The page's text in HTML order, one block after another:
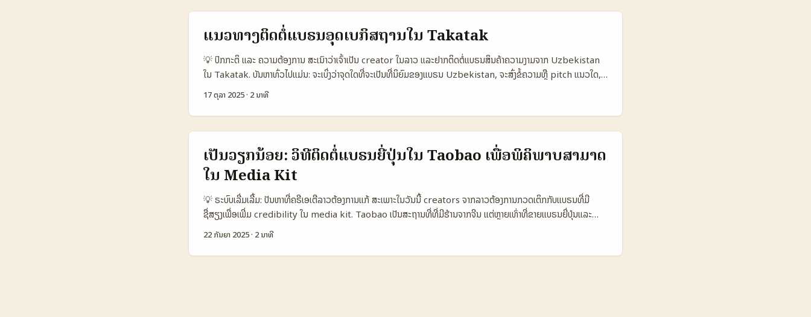
ຮັບຮອງ: ບັນຫາຫຼັກຄືການຄ້ອນຫາແບຣນໃຈກັບຈຸດປະສົງທີ່ຈະເປັນ Live demo — ບໍ່ໃຊ້ແຕ່ແບຣນຂອງແຕ່ລະສິນຄ້າ, ຕ້ອງເບິ່ງວ່າ
ລູກຄ້າຂອງພວກເຂົາຢູ່ OnlyFans ຫຼືບ່ອນອື່ນ. 📊 ຕາຕະລາງ Snapshot: ການປຽບທຽບ Option A/B/C (ສຳລັບການຕິດຕໍ່
ແບຣນ) 🧩 Metric Direct DM (IG/LI) Email Outreach + Deck Agency Intro (local PR) 👥 Monthly
Reach 12.000 4.500 25.000 📈 Response Rate 18% 10% 25% 💬 Avg Conversion to Pilot 6% 8%
12% ⏱️ Avg Time to Book 7 days 14 days 21 days 💰 Avg Cost per Demo 50 USD 120 USD 300
USD ຕາຕະລາງແສດງວ່າ Direct DM ເປັນທາງເລືອກດ່ວນທີ່ຖືກ ແຕ່ Agency Intro ມີອັດຕາສຳເລັດສູງສຸດແລະຄ່າຕໍ່ demo
ສູງກ່ວາ. Email deck ເປັນທາງການທີ່ຈັດລະບຽບແລະແນະນຳຄ່າເຄື່ອງມືໄດ້ດີ. ...
ແນວທາງຕິດຕໍ່ແບຣນອຸດເບກິສຖານໃນ Takatak
💡 ປົກກະຕິ ແລະ ຄວາມຕ້ອງການ ສະເນົາວ່າເຈົ້າເປັນ creator ໃນລາວ ແລະຢາກຕິດຕໍ່ແບຣນສິນຄ້າຄວາມງາມຈາກ Uzbekistan
ໃນ Takatak. ບັນຫາທົ່ວໄປແມ່ນ: ຈະເບິ່ງວ່າຈຸດໃດທີ່ຈະເປັນທີ່ນິຍົມຂອງແບຣນ Uzbekistan, ຈະສົ່ງຂໍ້ຄວາມຫຼື pitch ແນວໃດ,
ແລະຈະປັບ content ຢ່າງໃດເພື່ອເບິ່ງໂອກາດໄດ້ຮັບການຕອບຮັບ. ທັງໝົດນີ້ມາຈາກການສຶກສາຕະຫຼາດ: Uzbekistan ມີຈຸດດິນທີ່
ສະເຄັດເປັນສິດທິ້ງສູງຂອງ Silk Road ແລະເປັນເຂດທີ່ນ່າດຶງດູສໍາລັບນັກທ່ອງທ່ຽວ (ອ້າງອິງ reference ກ່ອນໜ້ານີ້). ຄວາມນິຍົມ
ໃນຕະຫຼາດ region ທຳໃຫ້ແບຣນສິນຄ້າທອງຖິ່ນເປັນໂອກາດທີ່ດີສໍາຫຼັບຄລັບລິ້ງຄອນເນັນທີ່ມີຄ່າທາງວັດທະນາທຳ. ບົດນີ້ຈະເອົາແນວ
ທາງທີ່ປະດີດປັບໃຫ້ເຈົ້າເປັນ beauty ambassador ທີ່ແບຣນ Uzbekistan ຈົ່ມເຫັນ. 📊 ຕາຕະລາງຂໍ້ມູນດ້ານການປະຕິເສດ
(Data Snapshot) 🧩 Metric Option A Option B Option C 👥 Monthly Active 1.200.000 800.000
1.000.000 📈 Conversion 12% 8% 9% 💬 Avg Engagement 6.5% 4.2% 5.1% 💰 Avg CPM (LAK)
45.000 28.000 60.000 ຕາຕະລາງນີ້ສະແດງການປະຈຳເດືອນ, ອັດຕາ conversion, ການມີສ່ວນຮ່ວມ, ແລະ CPM ປະມານ
ສຳລັບຕົວແທນ 3 ທາງເລືອກ (Option A-C). ຈົງແລ້ວມັນບອກເຮັດໃຫ້ເຈົ້າເຫັນວ່າ Option A ມີການມີສ່ວນຮ່ວມສູງແລະ
conversion ດີ, ແຕ່ Option C ມີ CPM ສູງສຸດ — ສະແດງວ່າການເລືອກແຂວນໃດຕ້ອງຄິດທັງຄ່າຕົວແທນ ແລະທີ່ມາຂອງ
audience. ...
17 ຕຸລາ 2025· 2 ນາທີ
ເປັນວຽກນ້ອຍ: ວິທີຕິດຕໍ່ແບຣນຍີ່ປຸ່ນໃນ Taobao ເພື່ອພິຄິພາບສາມາດ
ໃນ Media Kit
💡 ຣະບົບເລີ່ມເລີ້ມ: ປັນຫາທີ່ຄຣີເອເຕີລາວຕ້ອງການແກ້ ສະເພາະໃນວັນນີ້ creators ຈາກລາວຕ້ອງການກວດເຕິກກັບແບຣນທີ່ມີ
ຊື່ສຽງເພື່ອເພີ່ມ credibility ໃນ media kit. Taobao ເປັນສະຖານທີ່ທີ່ມີຮ້ານຈາກຈີນ ແຕ່ຫຼາຍເທົ່າທີ່ຂາຍແບຣນຍີ່ປຸ່ນແລະ
ສິນຄ້າທີ່ກ່ຽວຂ້ອງກ່ຽວເປັນທົ່ວໄປ. ຄໍາຖາມຄື: ຈະຫາແບຣນຍີ່ປຸ່ນໃນ Taobao ແລະຂໍຮ່ວມງານໄດ້ຢ່າງໃດເພື່ອເພີ່ມນ້ໍາໜ້າໃນ media
(value pitch), ການຂໍອະນຸຍາດແລະການເອົາຫຍຸ່ນທາງກົດໝາຍ. ເປັນສິ່ງຈິງວ່າຕໍ່ມືກັບແບຣນຕ້ອງມີຄວາມມຸ້ງໝາຍຊັດເຈນ ແລະຂໍ້
22 ກັນຍາ 2025· 2 ນາທີ